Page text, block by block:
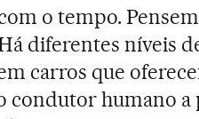
o tempo.
diferentes níveis
carros que
condutor humano a